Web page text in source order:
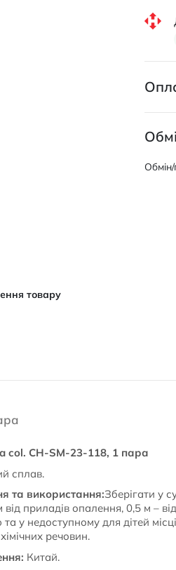
товару
col. CH-SM-23-118, 1 пара
сплав.
та використання:Зберігати у
приладів опалення, 0,5 м –
та у недоступному для дітей
речовин.
Китай.